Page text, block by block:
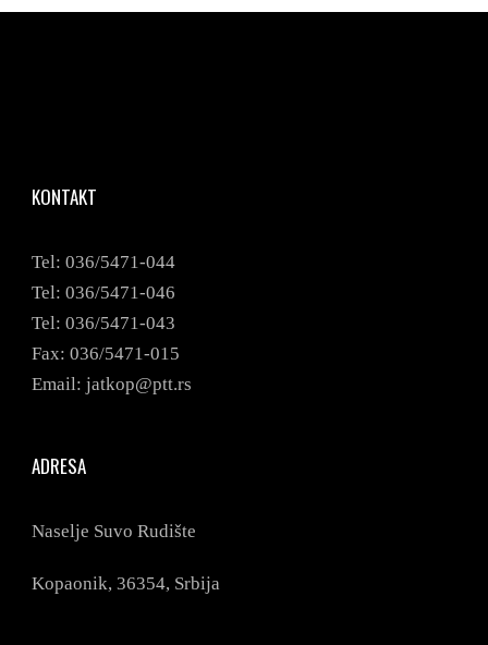
KONTAKT
Tel: 036/5471-044
Tel: 036/5471-046
Tel: 036/5471-043
Fax: 036/5471-015
Email: jatkop@ptt.rs
ADRESA
Naselje Suvo Rudište
Kopaonik, 36354, Srbija